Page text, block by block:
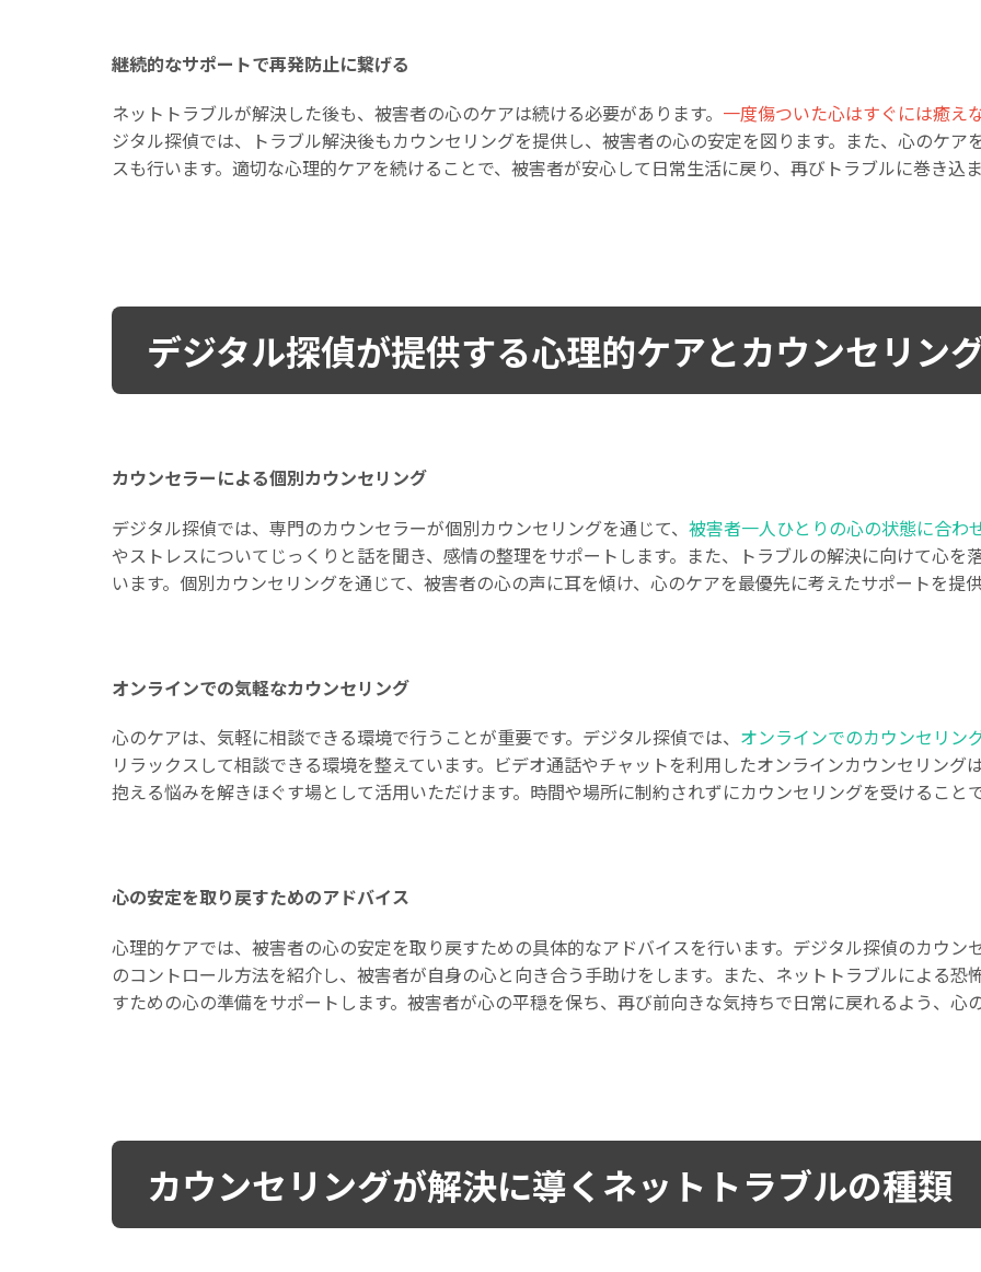
継続的なサポートで再発防止に繋げる
ネットトラブルが解決した後も、被害者の心のケアは続ける必要があります。 一度傷ついた心はすぐには癒え
ジタル探偵では、トラブル解決後もカウンセリングを提供し、被害者の心の安定を図ります。また、心のケ
スも行います。適切な心理的ケアを続けることで、被害者が安心して日常生活に戻り、再びトラブルに巻き込
デジタル探偵が提供する心理的ケアとカウンセリン
カウンセラーによる個別カウンセリング
デジタル探偵では、専門のカウンセラーが個別カウンセリングを通じて、 被害者一人ひとりの心の状態に合わ
やストレスについてじっくりと話を聞き、感情の整理をサポートします。また、トラブルの解決に向けて心を
います。個別カウンセリングを通じて、被害者の心の声に耳を傾け、心のケアを最優先に考えたサポートを提
オンラインでの気軽なカウンセリング
心のケアは、気軽に相談できる環境で行うことが重要です。デジタル探偵では、 オンラインでのカウンセリン
リラックスして相談できる環境を整えています。ビデオ通話やチャットを利用したオンラインカウンセリン
抱える悩みを解きほぐす場として活用いただけます。時間や場所に制約されずにカウンセリングを受けること
心の安定を取り戻すためのアドバイス
心理的ケアでは、被害者の心の安定を取り戻すための具体的なアドバイスを行います。デジタル探偵のカウ
のコントロール方法を紹介し、被害者が自身の心と向き合う手助けをします。また、ネットトラブルによる
すための心の準備をサポートします。被害者が心の平穏を保ち、再び前向きな気持ちで日常に戻れるよう、心
カウンセリングが解決に導くネットトラブルの種類